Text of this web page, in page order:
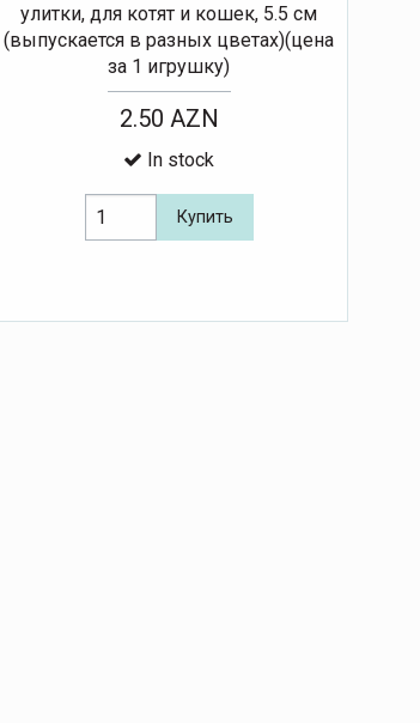
улитки, для котят и кошек, 5.5 см
(выпускается в разных цветах)(цена
за 1 игрушку)
2.50 AZN
In stock
Купить